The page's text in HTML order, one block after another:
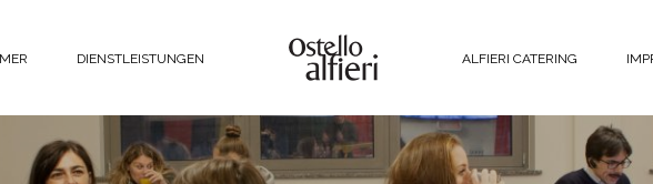
DIENSTLEISTUNGEN ALFIERI CATERING